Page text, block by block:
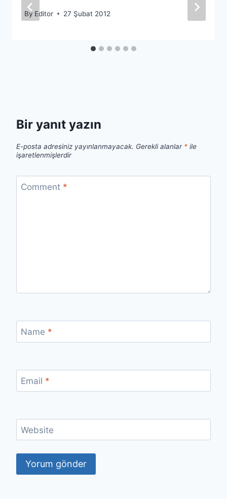
By Editor 27 Şubat 2012
Bir yanıt yazın
E-posta adresiniz yayınlanmayacak. Gerekli alanlar * ile
işaretlenmişlerdir
Comment *
Name *
Email *
Website